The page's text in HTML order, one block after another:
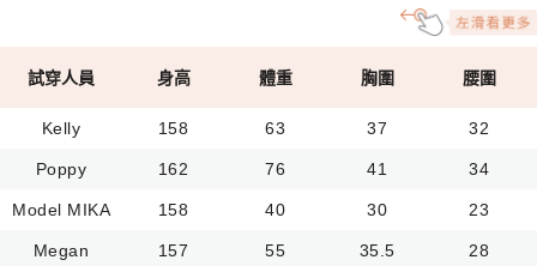
試穿人員 身高 體重 胸圍 腰圍
Kelly 158 63 37 32
Poppy 162 76 41 34
Model MIKA 158 40 30 23
Megan 157 55 35.5 28